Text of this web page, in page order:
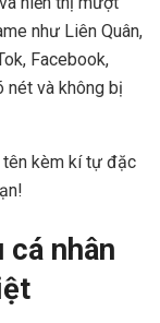
như Liên Quân,
Facebook,
nét và không bị
tên kèm kí tự đặc
cá nhân